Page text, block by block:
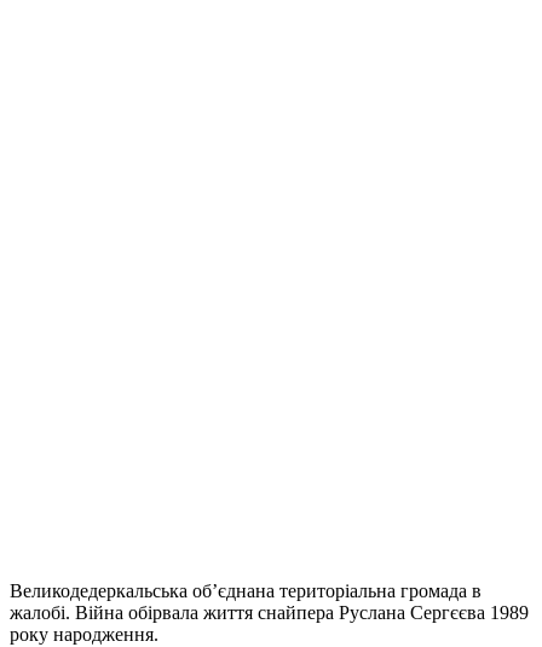
Великодедеркальська об’єднана територіальна громада в
жалобі. Війна обірвала життя снайпера Руслана Сергєєва 1989
року народження.